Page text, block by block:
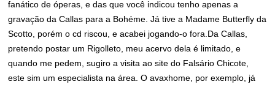
fanático de óperas, e das que você indicou tenho apenas a
gravação da Callas para a Bohéme. Já tive a Madame Butterfly da
Scotto, porém o cd riscou, e acabei jogando-o fora.Da Callas,
pretendo postar um Rigolleto, meu acervo dela é limitado, e
quando me pedem, sugiro a visita ao site do Falsário Chicote,
este sim um especialista na área. O avaxhome, por exemplo, já